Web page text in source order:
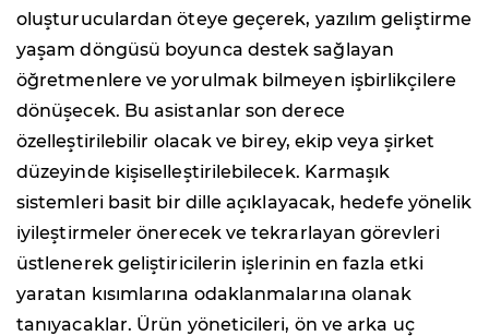
oluşturuculardan öteye geçerek, yazılım geliştirme
yaşam döngüsü boyunca destek sağlayan
öğretmenlere ve yorulmak bilmeyen işbirlikçilere
dönüşecek. Bu asistanlar son derece
özelleştirilebilir olacak ve birey, ekip veya şirket
düzeyinde kişiselleştirilebilecek. Karmaşık
sistemleri basit bir dille açıklayacak, hedefe yönelik
iyileştirmeler önerecek ve tekrarlayan görevleri
üstlenerek geliştiricilerin işlerinin en fazla etki
yaratan kısımlarına odaklanmalarına olanak
tanıyacaklar. Ürün yöneticileri, ön ve arka uç